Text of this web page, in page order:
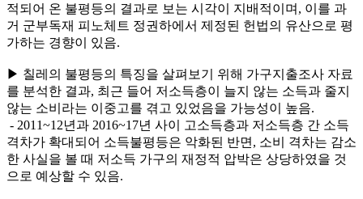
적되어 온 불평등의 결과로 보는 시각이 지배적이며, 이를 과
거 군부독재 피노체트 정권하에서 제정된 헌법의 유산으로 평
가하는 경향이 있음.
▶ 칠레의 불평등의 특징을 살펴보기 위해 가구지출조사 자료
를 분석한 결과, 최근 들어 저소득층이 늘지 않는 소득과 줄지
않는 소비라는 이중고를 겪고 있었음을 가능성이 높음.
- 2011~12년과 2016~17년 사이 고소득층과 저소득층 간 소득
격차가 확대되어 소득불평등은 악화된 반면, 소비 격차는 감소
한 사실을 볼 때 저소득 가구의 재정적 압박은 상당하였을 것
으로 예상할 수 있음.